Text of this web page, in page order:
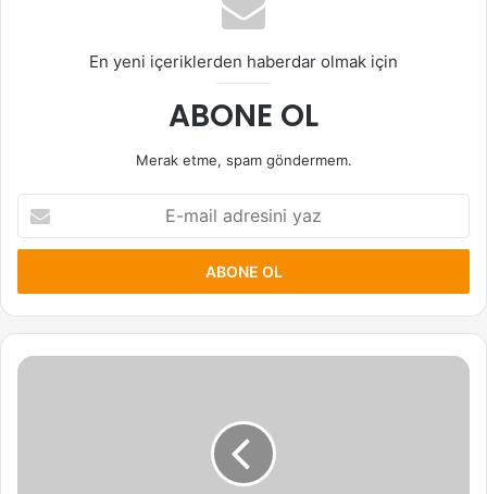
En yeni içeriklerden haberdar olmak için
ABONE OL
Merak etme, spam göndermem.
mail
adresini
Seunghee